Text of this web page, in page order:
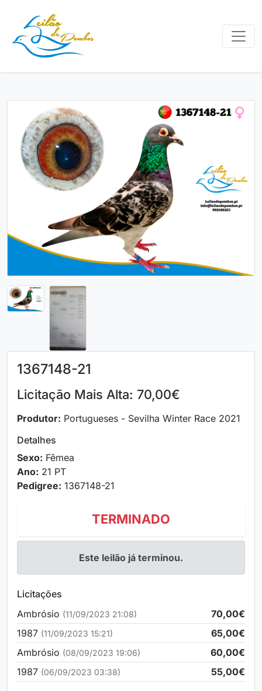
1367148-21
Licitação Mais Alta: 70,00€
Produtor: Portugueses - Sevilha Winter Race 2021
Detalhes
Sexo: Fêmea
Ano: 21 PT
Pedigree: 1367148-21
TERMINADO
Este leilão já terminou.
Licitações
Ambrósio (11/09/2023 21:08)
70,00€
1987 (11/09/2023 15:21)
65,00€
Ambrósio (08/09/2023 19:06)
60,00€
1987 (06/09/2023 03:38) 55,00€